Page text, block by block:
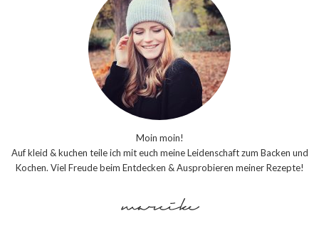
Moin moin!
Auf kleid & kuchen teile ich mit euch meine Leidenschaft zum Backen und
Kochen. Viel Freude beim Entdecken & Ausprobieren meiner Rezepte!